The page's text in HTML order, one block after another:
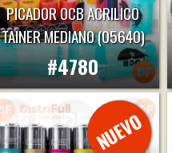
PICADOR OCB ACRILICO
TAINER MEDIANO (05640)
#4780